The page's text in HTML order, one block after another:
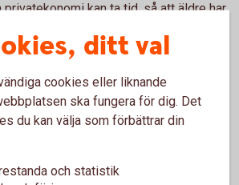
kan ta tid, så att äldre har
äldre mår också bättre. Med en sund
sitt liv, säger Madelén Falkenhäll.
mäter årligen svenskarnas balans
utgifter, sparande, förmåga att
ditt val
cookies eller liknande
ska fungera för dig. Det
du kan välja som förbättrar din
och statistik